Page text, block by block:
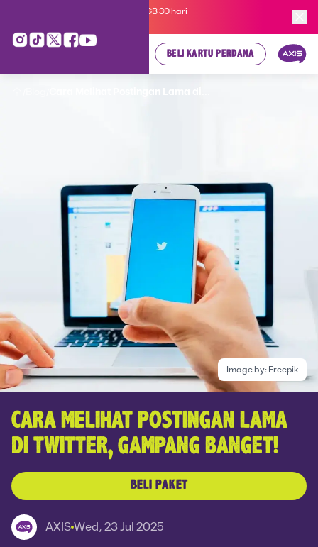
Kartu Perdana AXIS Suka-Suka 3GB 30 hari
BELI KARTU PERDANA
Image by: Freepik
CARA MELIHAT POSTINGAN LAMA
DI TWITTER, GAMPANG BANGET!
BELI PAKET
AXIS Wed, 23 Jul 2025